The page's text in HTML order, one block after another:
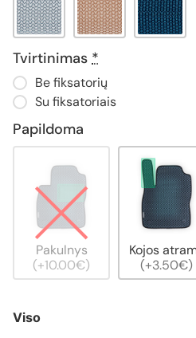
Tvirtinimas *
Be fiksatorių
Su fiksatoriais
Papildoma
Pakulnys
(+10.00€)
Kojos
(+3.50€)
Viso